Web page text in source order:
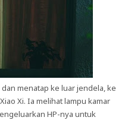
menatap ke luar jendela, ke
Xi. Ia melihat lampu kamar
HP-nya untuk